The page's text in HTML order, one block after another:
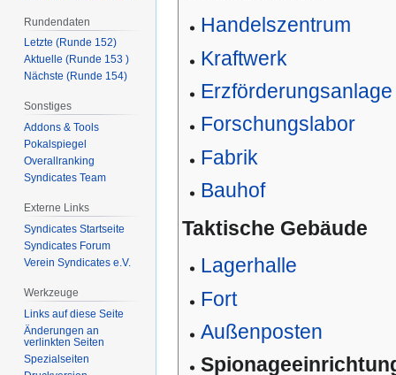
Handelszentrum
Kraftwerk
Erzförderungsanlage
Forschungslabor
Fabrik
Bauhof
Taktische Gebäude
Lagerhalle
Fort
Außenposten
Rundendaten
Letzte (Runde 152)
Aktuelle (Runde 153 )
Nächste (Runde 154)
Sonstiges
Addons & Tools
Pokalspiegel
Overallranking
Syndicates Team
Externe Links
Syndicates Startseite
Syndicates Forum
Verein Syndicates e.V.
Werkzeuge
Links auf diese Seite
Änderungen an
verlinkten Seiten
Spezialseiten